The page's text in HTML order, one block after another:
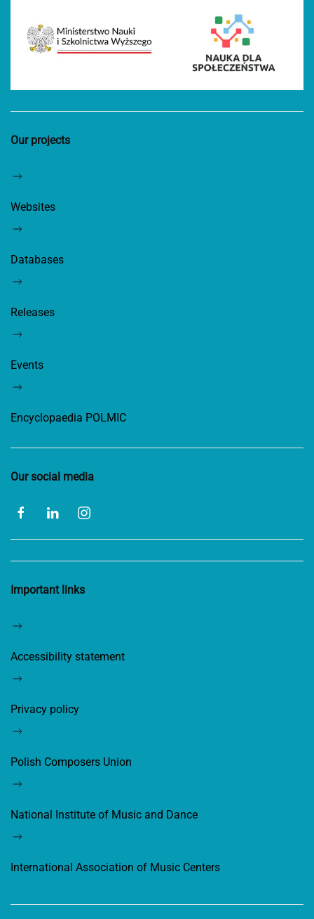
Our projects
Websites
Databases
Releases
Events
Encyclopaedia POLMIC
Our social media
Important links
Accessibility statement
Privacy policy
Polish Composers Union
National Institute of Music and Dance
International Association of Music Centers